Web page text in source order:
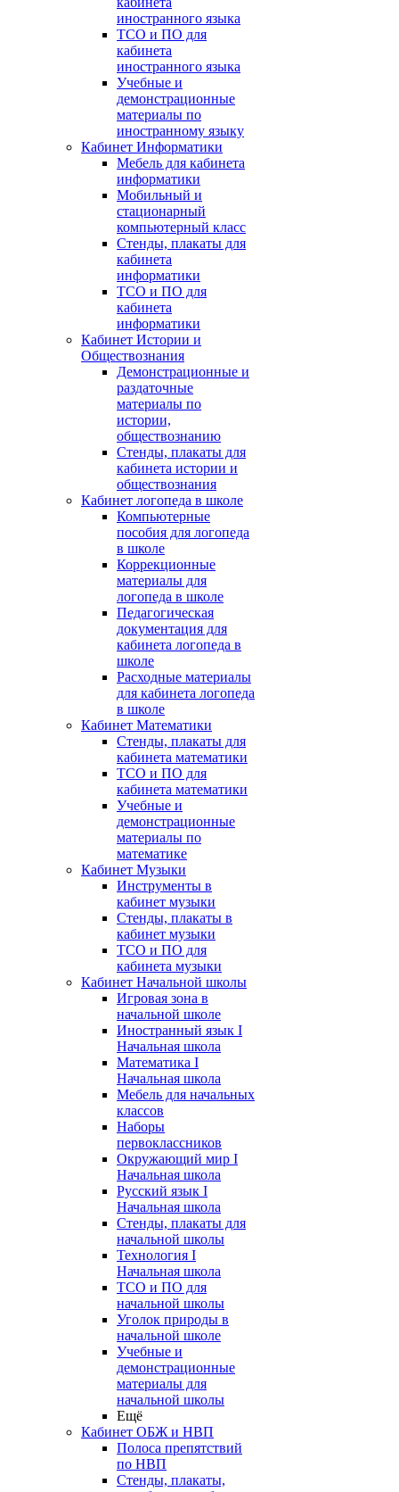
иностранного языка
ТСО и ПО для
кабинета
иностранного языка
Учебные и
демонстрационные
материалы по
иностранному языку
Кабинет Информатики
Мебель для кабинета
информатики
Мобильный и
стационарный
компьютерный класс
Стенды, плакаты для
кабинета
информатики
ТСО и ПО для
кабинета
информатики
Кабинет Истории и
Обществознания
Демонстрационные и
раздаточные
материалы по
истории,
обществознанию
Стенды, плакаты для
кабинета истории и
обществознания
Кабинет логопеда в школе
Компьютерные
пособия для логопеда
в школе
Коррекционные
материалы для
логопеда в школе
Педагогическая
документация для
кабинета логопеда в
школе
Расходные материалы
для кабинета логопеда
в школе
Кабинет Математики
Стенды, плакаты для
кабинета математики
ТСО и ПО для
кабинета математики
Учебные и
демонстрационные
материалы по
математике
Кабинет Музыки
Инструменты в
кабинет музыки
Стенды, плакаты в
кабинет музыки
ТСО и ПО для
кабинета музыки
Кабинет Начальной школы
Игровая зона в
начальной школе
Иностранный язык I
Начальная школа
Математика I
Начальная школа
Мебель для начальных
классов
Наборы
первоклассников
Окружающий мир I
Начальная школа
Русский язык I
Начальная школа
Стенды, плакаты для
начальной школы
Технология I
Начальная школа
ТСО и ПО для
начальной школы
Уголок природы в
начальной школе
Учебные и
демонстрационные
материалы для
начальной школы
Ещё
Кабинет ОБЖ и НВП
Полоса препятствий
по НВП
Стенды, плакаты,